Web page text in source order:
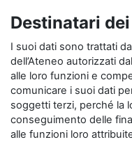
Destinatari
I suoi dati sono trattati
dell’Ateneo autorizzati
alle loro funzioni e
comunicare i suoi dati
soggetti terzi, perché la
conseguimento delle
alle funzioni loro